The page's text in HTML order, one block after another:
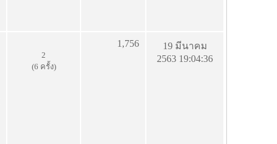
2
(6 ครั้ง)
1,756
19 มีนาคม
2563 19:04:36